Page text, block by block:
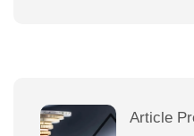
Article